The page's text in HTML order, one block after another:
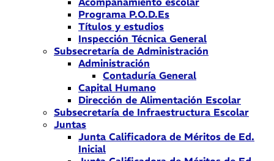
Programa P.O.D.Es
Títulos y estudios
Inspección Técnica General
Subsecretaría de Administración
Administración
Contaduría General
Capital Humano
Dirección de Alimentación Escolar
Subsecretaría de Infraestructura Escolar
Juntas
Junta Calificadora de Méritos de Ed.
Inicial